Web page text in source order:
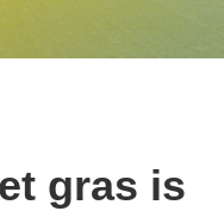
gras is